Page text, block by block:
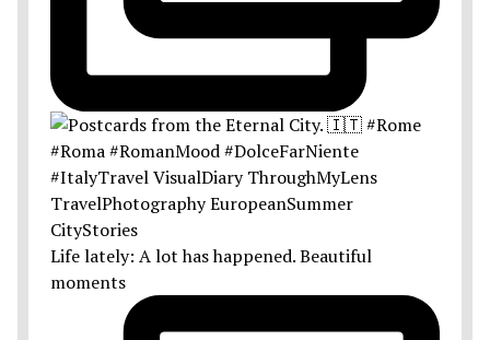
Life lately: A lot has happened. Beautiful
moments